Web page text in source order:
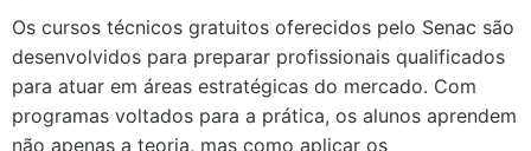
Os cursos técnicos gratuitos oferecidos pelo Senac são
desenvolvidos para preparar profissionais qualificados
para atuar em áreas estratégicas do mercado. Com
programas voltados para a prática, os alunos aprendem
não apenas a teoria, mas como aplicar os